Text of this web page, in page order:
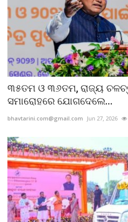
୩୫ତମ ଓ ୩୬ତମ, ​ରାଜ୍ୟ
ସମାରୋହରେ ଯୋଗଦେଲେ...
bhavtarini.com@gmail.com Jun 27, 2026